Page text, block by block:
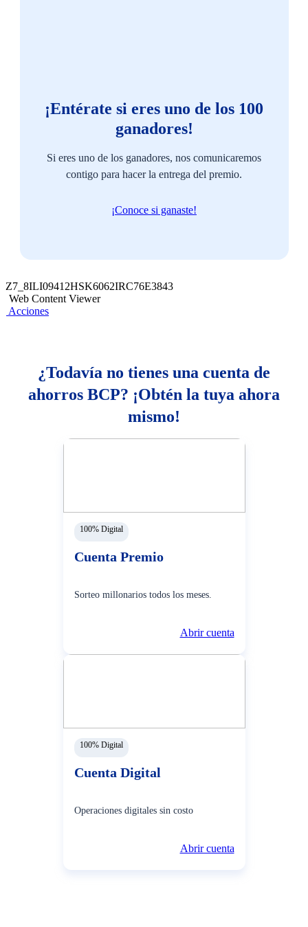
¡Entérate si eres uno de los 100
ganadores!
Si eres uno de los ganadores, nos comunicaremos
contigo para hacer la entrega del premio.
¡Conoce si ganaste!
Z7_8ILI09412HSK6062IRC76E3843
Web Content Viewer
Acciones
¿Todavía no tienes una cuenta de
ahorros BCP? ¡Obtén la tuya ahora
mismo!
100% Digital
Cuenta Premio
Sorteo millonarios todos los meses.
Abrir cuenta
100% Digital
Cuenta Digital
Operaciones digitales sin costo
Abrir cuenta